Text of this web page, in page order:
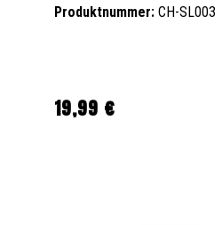
Produktnummer: CH-SL003
Regulärer Preis:
19,99 €